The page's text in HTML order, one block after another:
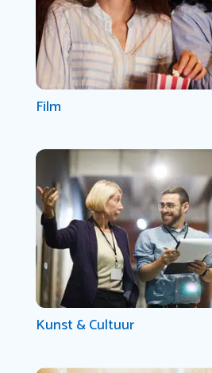
Film
Kunst & Cultuur